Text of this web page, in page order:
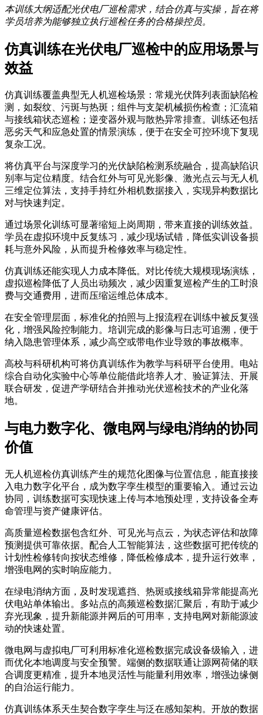
本训练大纲适配光伏电厂巡检需求，结合仿真与实操，旨在将
学员培养为能够独立执行巡检任务的合格操控员。
仿真训练在光伏电厂巡检中的应用场景与
效益
仿真训练覆盖典型无人机巡检场景：常规光伏阵列表面缺陷检
测，如裂纹、污斑与热斑；组件与支架机械损伤检查；汇流箱
与接线箱状态巡检；逆变器外观与散热异常排查。训练还包括
恶劣天气和应急处置的情景演练，便于在安全可控环境下复现
复杂工况。
将仿真平台与深度学习的光伏缺陷检测系统融合，提高缺陷识
别率与定位精度。结合红外与可见光影像、激光点云与无人机
三维定位算法，支持手持红外相机数据接入，实现异构数据比
对与快速判定。
通过场景化训练可显著缩短上岗周期，带来直接的训练效益。
学员在虚拟环境中反复练习，减少现场试错，降低实训设备损
耗与意外风险，从而提升检修效率与稳定性。
仿真训练还能实现人力成本降低。对比传统大规模现场演练，
虚拟巡检降低了人员出动频次，减少因重复巡检产生的工时浪
费与交通费用，进而压缩运维总体成本。
在安全管理层面，标准化的拍照与上报流程在训练中被反复强
化，增强风险控制能力。培训完成的影像与日志可追溯，便于
纳入隐患管理体系，减少高空或带电作业导致的事故概率。
高校与科研机构可将仿真训练作为教学与科研平台使用。电站
综合自动化实验中心等单位能借此培养人才、验证算法、开展
联合研发，促进产学研结合并推动光伏巡检技术的产业化落
地。
与电力数字化、微电网与绿电消纳的协同
价值
无人机巡检仿真训练产生的规范化图像与位置信息，能直接接
入电力数字化平台，成为数字孪生模型的重要输入。通过云边
协同，训练数据可实现快速上传与本地预处理，支持设备全寿
命管理与资产健康评估。
高质量巡检数据包含红外、可见光与点云，为状态评估和故障
预测提供可靠依据。配合人工智能算法，这些数据可把传统的
计划性检修转向按状态维修，降低检修成本，提升运行效率，
增强电网的实时响应能力。
在绿电消纳方面，及时发现遮挡、热斑或接线箱异常能提高光
伏电站单体输出。多站点的高频巡检数据汇聚后，有助于减少
弃光现象，提升新能源并网后的可用率，支持电网对新能源波
动的快速处置。
微电网与虚拟电厂可利用标准化巡检数据完成设备级输入，进
而优化本地调度与安全预警。端侧的数据联通让源网荷储的联
合调度更精准，提升本地灵活性与能量利用效率，增强边缘侧
的自治运行能力。
仿真训练体系天生契合数字孪生与泛在感知架构。开放的数据